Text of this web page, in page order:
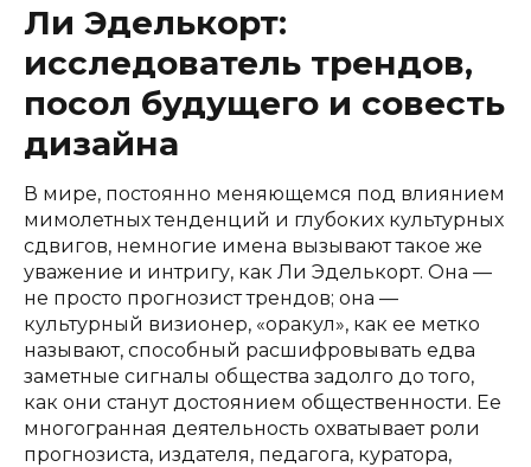
Ли Эделькорт:
исследователь трендов,
посол будущего и совесть
дизайна
В мире, постоянно меняющемся под влиянием
мимолетных тенденций и глубоких культурных
сдвигов, немногие имена вызывают такое же
уважение и интригу, как Ли Эделькорт. Она —
не просто прогнозист трендов; она —
культурный визионер, «оракул», как ее метко
называют, способный расшифровывать едва
заметные сигналы общества задолго до того,
как они станут достоянием общественности. Ее
многогранная деятельность охватывает роли
прогнозиста, издателя, педагога, куратора,